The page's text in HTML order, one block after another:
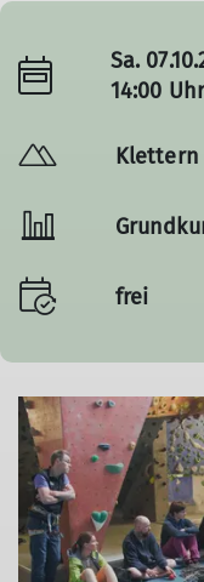
Sa.
14:00 Uhr
Klettern
frei